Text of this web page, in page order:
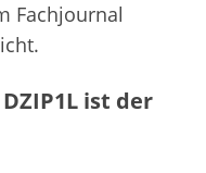
Fachjournal
ist der